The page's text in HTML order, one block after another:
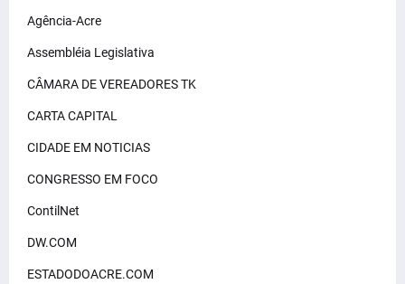
Agência-Acre
Assembléia Legislativa
CÂMARA DE VEREADORES TK
CARTA CAPITAL
CIDADE EM NOTICIAS
CONGRESSO EM FOCO
ContilNet
DW.COM
ESTADODOACRE.COM